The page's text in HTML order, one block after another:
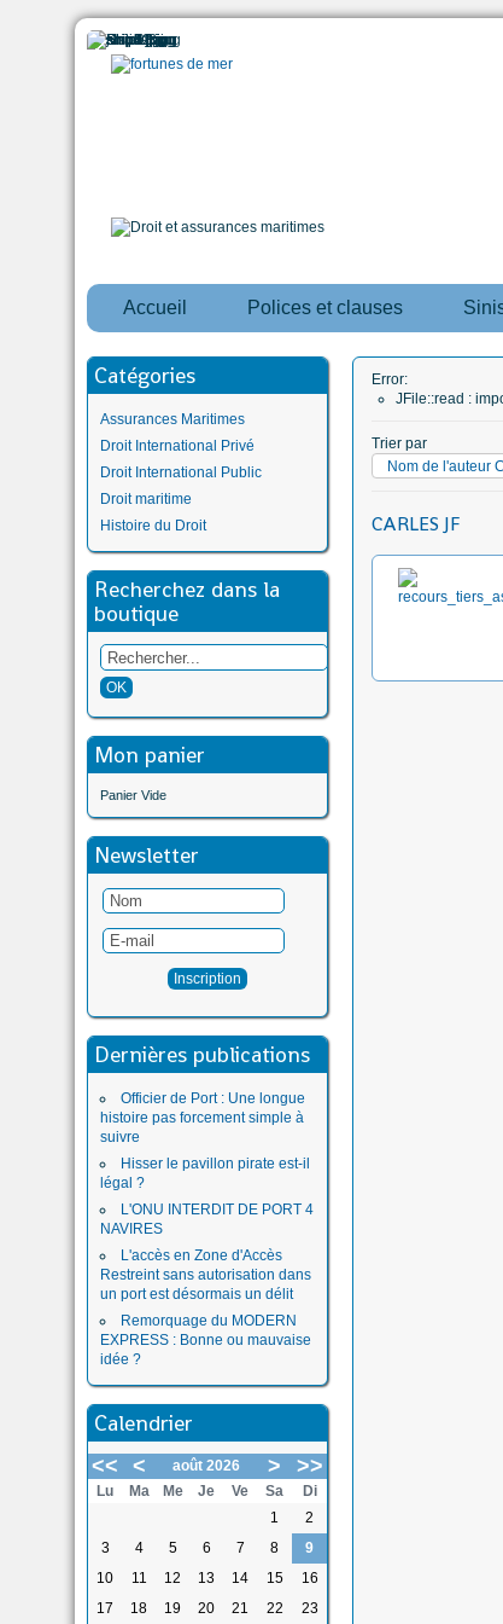
Accueil Polices et clauses
Catégories
Assurances Maritimes
Droit International Privé
Droit International Public
Droit maritime
Histoire du Droit
Recherchez dans la
boutique
Mon panier
Panier Vide
Newsletter
Dernières publications
Officier de Port : Une longue
histoire pas forcement simple à
suivre
Hisser le pavillon pirate est-il
légal ?
L'ONU INTERDIT DE PORT 4
NAVIRES
L'accès en Zone d'Accès
Restreint sans autorisation dans
un port est désormais un délit
Remorquage du MODERN
EXPRESS : Bonne ou mauvaise
idée ?
Calendrier
<< < août 2026 > >>
Lu Ma Me Je Ve Sa
Di
1
2
3
4 5 6 7 8
9
10
11 12 13 14 15
16
17
18 19 20 21 22 23
Error:
JFile::read :
Trier par
Nom de l'auteur
CARLES JF